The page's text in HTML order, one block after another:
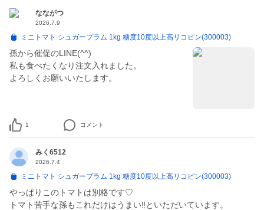
なながつ
2026.7.9
ミニトマト シュガープラム 1kg 糖度10度以上高リコピン(300003)
孫から催促のLINE(^^)
私も食べたくなり注文入れました。
よろしくお願いいたします。
1 コメント
みく6512
2026.7.4
ミニトマト シュガープラム 1kg 糖度10度以上高リコピン(300003)
やっぱりこのトマトは別格です♡
トマト苦手な孫もこれだけはうまい‼︎といただいています。